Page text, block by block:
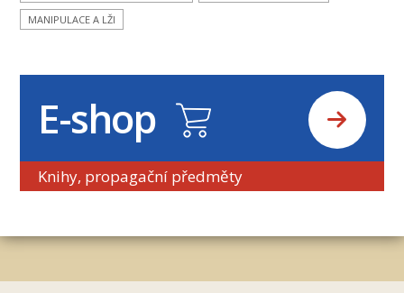
MANIPULACE A LŽI
E-shop
Knihy, propagační předměty